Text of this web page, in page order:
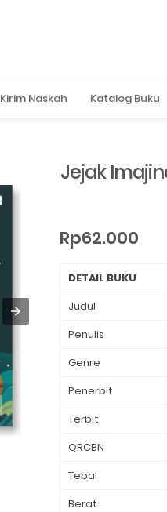
Kirim Naskah Katalog Buku
Jejak
Rp62.000
DETAIL BUKU
Judul
Penulis
Genre
Penerbit
Terbit
QRCBN
Tebal
Berat